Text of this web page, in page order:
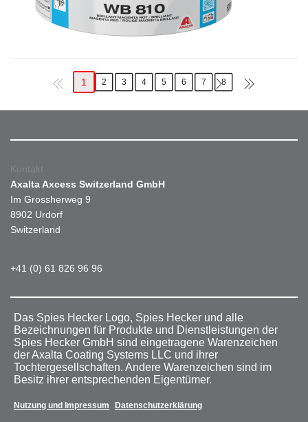
1 2 3 4 5 6 7 8
Kontakt
Axalta Axcess Switzerland GmbH
Im Grossherweg 9
8902 Urdorf
Switzerland
+41 (0) 61 826 96 96
Das Spies Hecker Logo, Spies Hecker und alle
Bezeichnungen für Produkte und Dienstleistungen der
Spies Hecker GmbH sind eingetragene Warenzeichen
der Axalta Coating Systems LLC und ihrer
Tochtergesellschaften. Andere Warenzeichen sind im
Besitz ihrer entsprechenden Eigentümer.
Nutzung und Impressum Datenschutzerklärung